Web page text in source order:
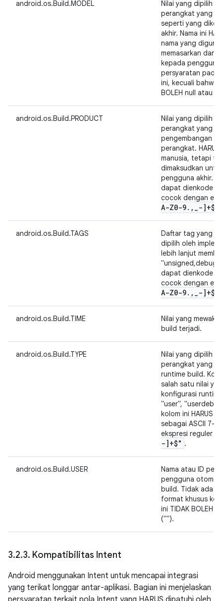
android.os.Build.MODEL
Nilai yang dipilih
perangkat yang
seperti yang
akhir. Nama ini
nama yang
memasarkan dan
kepada
persyaratan pada
ini, kecuali bahwa
BOLEH null atau
android.os.Build.PRODUCT
Nilai yang dipilih
perangkat yang
pengembangan
perangkat.
manusia, tetapi
dimaksudkan
pengguna akhir.
dapat dienkode
cocok dengan
A-Z0-9. , _-]+$"
android.os.Build.TAGS
Daftar tag yang
dipilih oleh
lebih lanjut
"unsigned,debug".
dapat dienkode
cocok dengan
A-Z0-9. , _-]+$"
android.os.Build.TIME
Nilai yang
build terjadi.
android.os.Build.TYPE
Nilai yang dipilih
perangkat yang
runtime build.
salah satu nilai
konfigurasi
"user",
kolom ini HARUS
sebagai ASCII 7-
ekspresi reguler
-]+$" .
android.os.Build.USER
Nama atau ID
pengguna
build. Tidak ada
format khusus
ini TIDAK BOLEH
("").
3.2.3. Kompatibilitas Intent
Android menggunakan Intent untuk mencapai integrasi
yang terikat longgar antar-aplikasi. Bagian ini menjelaskan